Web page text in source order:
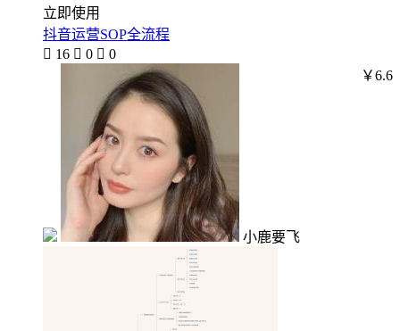
立即使用
抖音运营SOP全流程
 16  0  0
小鹿要飞
￥6.6